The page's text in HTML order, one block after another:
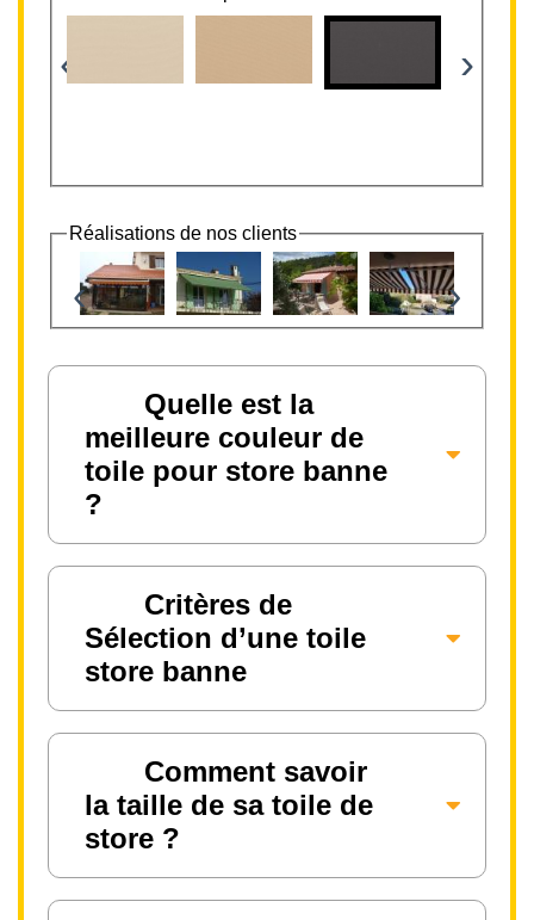
‹ ›
Réalisations de nos clients
‹ ›
Quelle est la
meilleure couleur de
toile pour store banne
?
Critères de
Sélection d’une toile
store banne
Comment savoir
la taille de sa toile de
store ?